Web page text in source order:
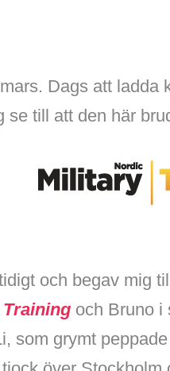
Dags att ladda
se till att den här
och begav mig
och Bruno i
som grymt